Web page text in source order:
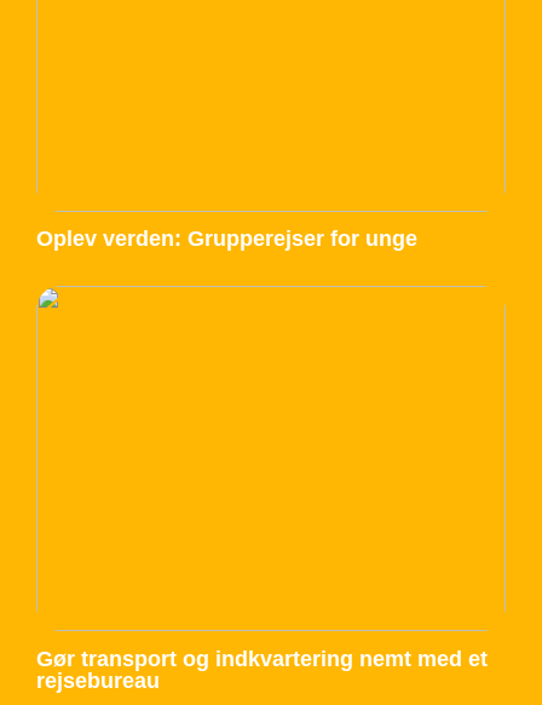
Oplev verden: Grupperejser for unge
Gør transport og indkvartering nemt med et
rejsebureau